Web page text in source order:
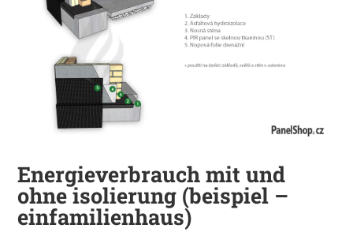
Energieverbrauch mit und
ohne isolierung (beispiel –
einfamilienhaus)